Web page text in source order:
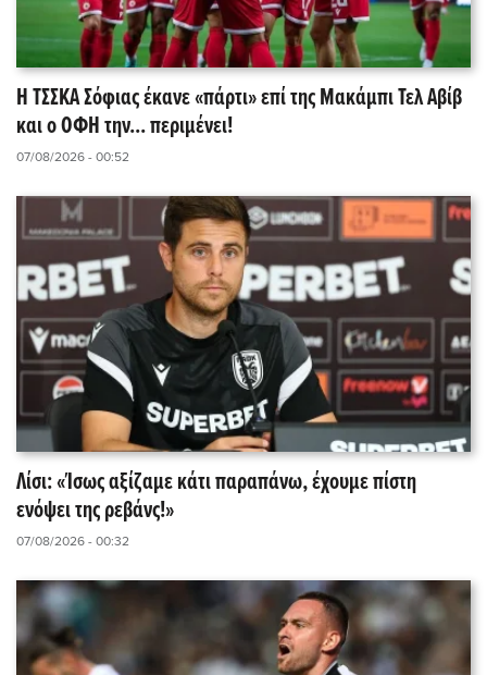
Η ΤΣΣΚΑ Σόφιας έκανε «πάρτι» επί της Μακάμπι Τελ Αβίβ
και ο ΟΦΗ την... περιμένει!
07/08/2026 - 00:52
Λίσι: «Ίσως αξίζαμε κάτι παραπάνω, έχουμε πίστη
ενόψει της ρεβάνς!»
07/08/2026 - 00:32